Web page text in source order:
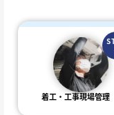
着工・工事現場管理